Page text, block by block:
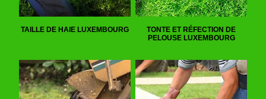
TAILLE DE HAIE LUXEMBOURG
TONTE ET RÉFECTION DE
PELOUSE LUXEMBOURG